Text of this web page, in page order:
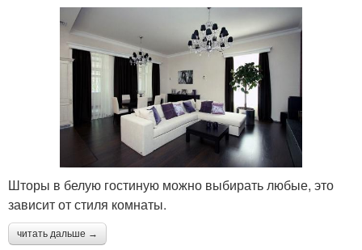
Шторы в белую гостиную можно выбирать любые, это
зависит от стиля комнаты.
читать дальше →